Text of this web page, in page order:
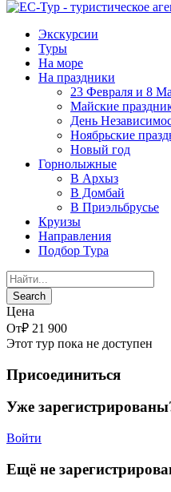
Экскурсии
Туры
На море
На праздники
23 Февраля и 8
Майские
День
Ноябрьские
Новый год
Горнолыжные
В Архыз
В Домбай
В Приэльбрусье
Круизы
Направления
Подбор Тура
Цена
От₽ 21 900
Этот тур пока не доступен
Присоединиться
Уже
Войти
Ещё не